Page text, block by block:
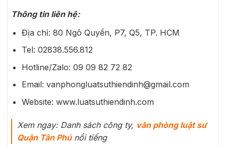
Thông tin liên hệ:
Địa chỉ: 80 Ngô Quyền, P7, Q5, TP. HCM
Tel: 02838.556.812
Hotline/Zalo: 09 09 82 72 82
Email: vanphongluatsuthiendinh@gmail.com
Website: www.luatsuthiendinh.com
Xem ngay: Danh sách công ty, văn phòng luật sư
Quận Tân Phúnổi tiếng